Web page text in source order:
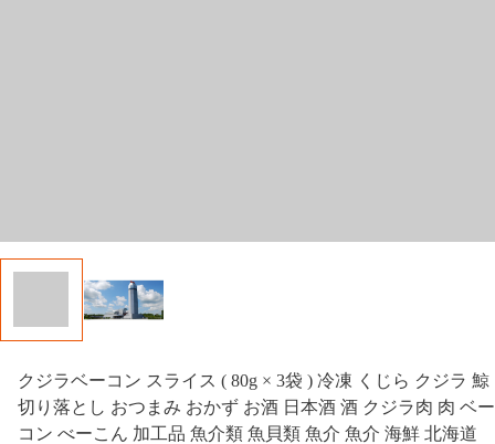
クジラベーコン スライス ( 80g × 3袋 ) 冷凍 くじら クジラ 鯨
切り落とし おつまみ おかず お酒 日本酒 酒 クジラ肉 肉 ベー
コン べーこん 加工品 魚介類 魚貝類 魚介 魚介 海鮮 北海道